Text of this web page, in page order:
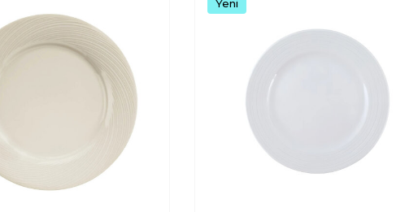
Yeni